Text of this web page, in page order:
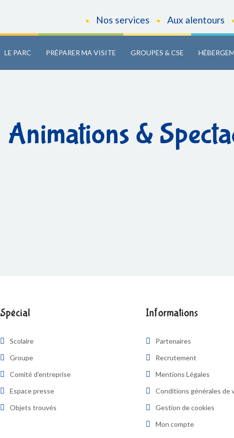
• Nos services • Aux alentours
LE PARC PRÉPARER MA VISITE GROUPES & CSE
Animations &
Spécial
Scolaire
Groupe
Comité d'entreprise
Espace presse
Objets trouvés
Informations
Partenaires
Recrutement
Mentions Légales
Conditions générales de
Gestion de cookies
Mon compte